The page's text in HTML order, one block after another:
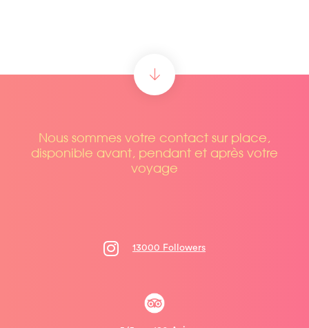
Nous sommes votre contact sur place,
disponible avant, pendant et après votre
voyage
13000 Followers